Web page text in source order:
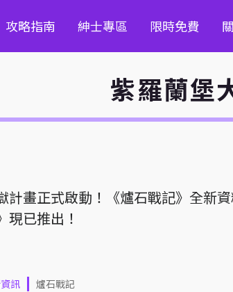
攻略指南 紳士專區 限時免費
紫羅蘭堡
計畫正式啟動！《爐石戰記》全新
現已推出！
訊 爐石戰記